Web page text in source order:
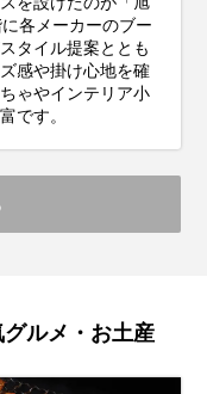
各メーカーのブー
タイル提案ととも
感や掛け心地を確
ゃやインテリア小
です。
ルメ・お土産